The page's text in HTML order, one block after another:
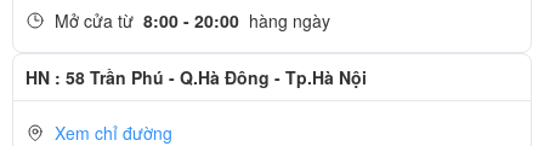
Mở cửa từ 8:00 - 20:00 hàng ngày
HN : 58 Trần Phú - Q.Hà Đông - Tp.Hà Nội
Xem chỉ đường